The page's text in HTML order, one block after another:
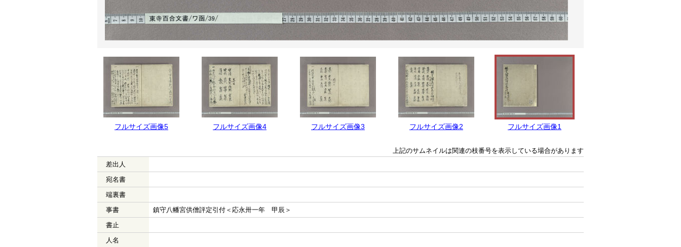
フルサイズ画像5 フルサイズ画像4 フルサイズ画像3 フルサイズ画像2 フルサイズ画像1
上記のサムネイルは関連の枝番号を表示している場合があります
差出人
宛名書
端裏書
事書
鎮守八幡宮供僧評定引付＜応永卅一年 甲辰＞
書止
人名